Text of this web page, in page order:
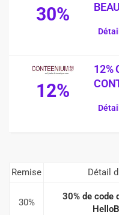
30%
12%
12%
Remise Détail
30%
30% de code